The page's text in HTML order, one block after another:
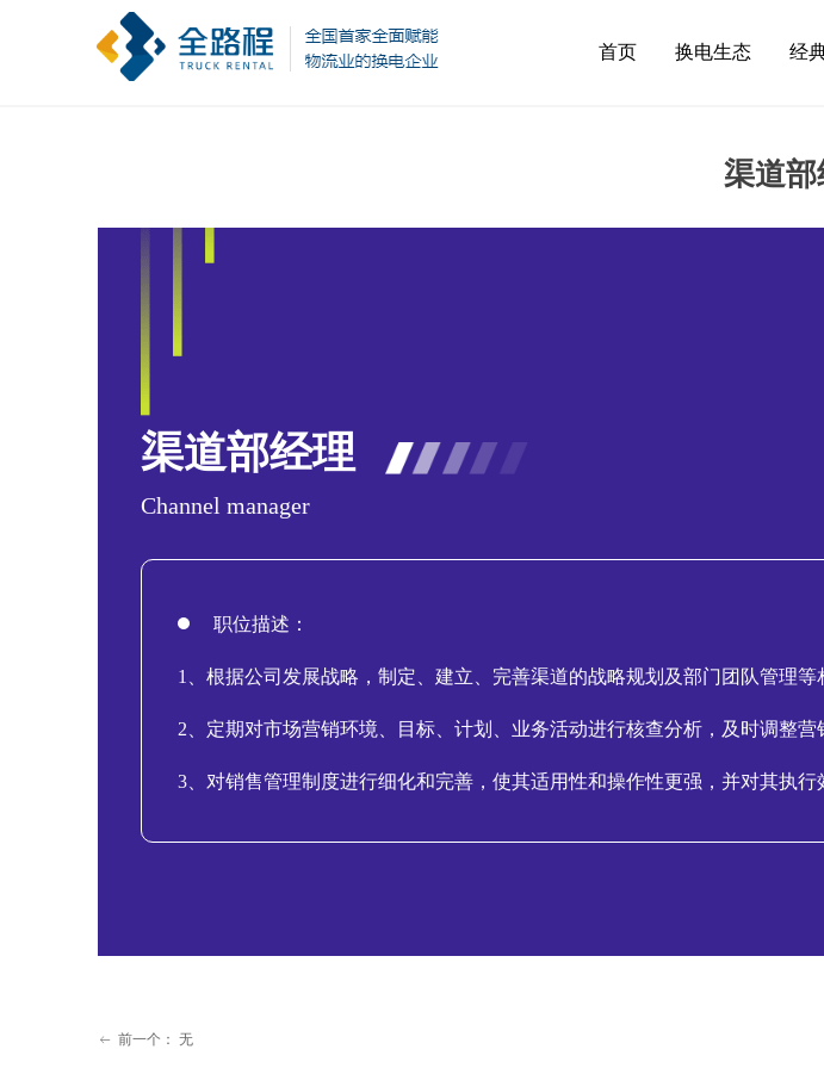
首页 换电生态 经
渠道部
渠道部经理
Channel manager
职位描述：
1、根据公司发展战略，制定、建立、完善渠道的战略规划及部门团队管理等
2、定期对市场营销环境、目标、计划、业务活动进行核查分析，及时调整
3、对销售管理制度进行细化和完善，使其适用性和操作性更强，并对其执行
ꂃ 前一个： 无